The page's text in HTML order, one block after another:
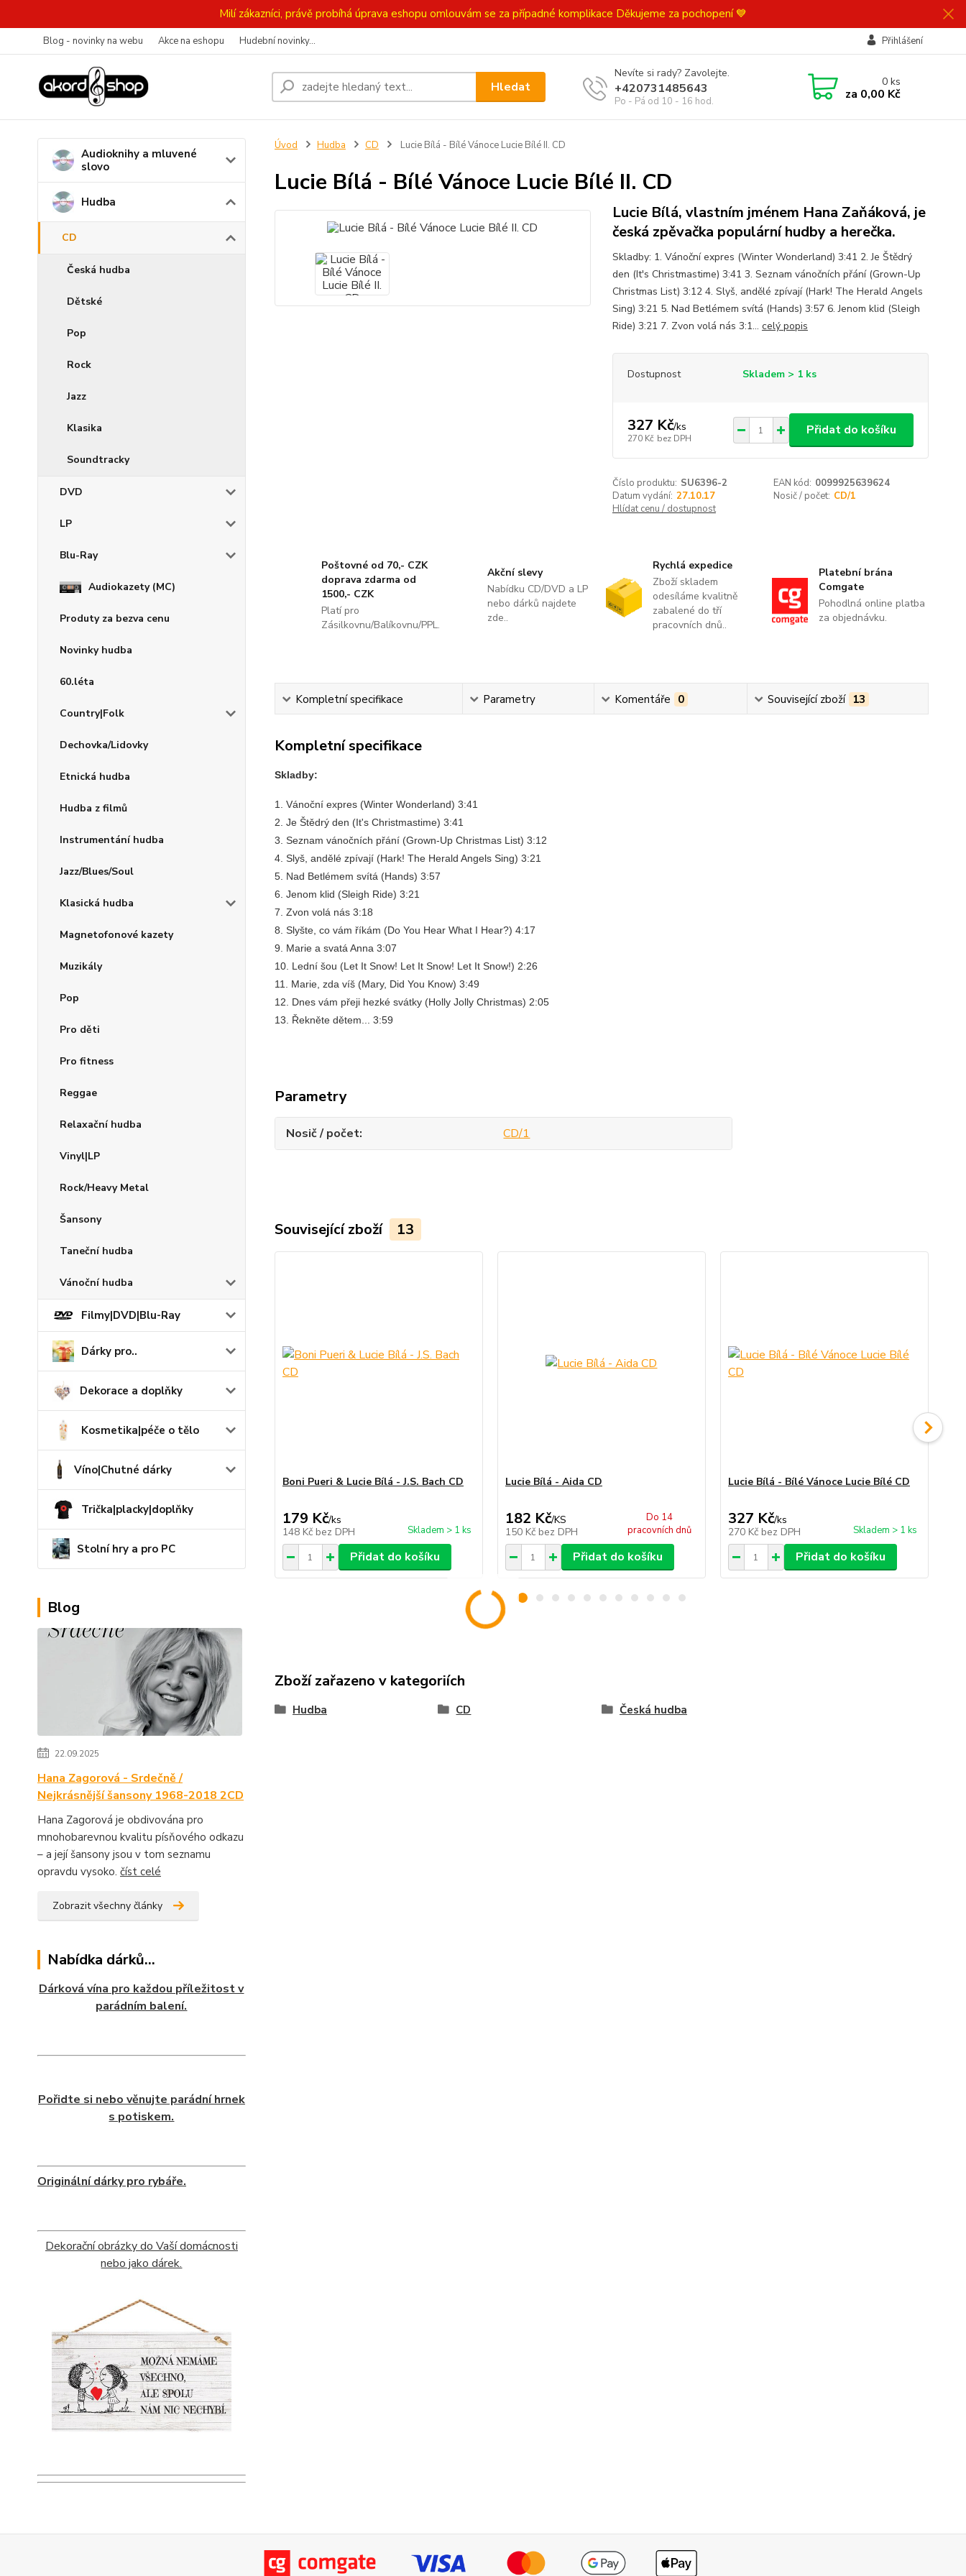
Milí zákazníci, právě probíhá úprava eshopu omlouvám se za případné komplikace Děkujeme za pochopení 💙
Blog - novinky na webu Akce na eshopu Hudební novinky... Přihlášení
Hledat
Nevíte si rady? Zavolejte.
+420731485643
Po - Pá od 10 - 16 hod.
0ks
za 0,00 Kč
Audioknihy a mluvené
slovo
Hudba
CD
Česká hudba
Dětské
Pop
Rock
Jazz
Klasika
Soundtracky
DVD
LP
Blu-Ray
Audiokazety (MC)
Produty za bezva cenu
Novinky hudba
60.léta
Country|Folk
Dechovka/Lidovky
Etnická hudba
Hudba z filmů
Instrumentání hudba
Jazz/Blues/Soul
Klasická hudba
Magnetofonové kazety
Muzikály
Pop
Pro děti
Pro fitness
Reggae
Relaxační hudba
Vinyl|LP
Rock/Heavy Metal
Šansony
Taneční hudba
Vánoční hudba
Filmy|DVD|Blu-Ray
Dárky pro..
Dekorace a doplňky
Kosmetika|péče o tělo
Víno|Chutné dárky
Trička|placky|doplňky
Stolní hry a pro PC
Blog
22.09.2025
Hana Zagorová - Srdečně /
Nejkrásnější šansony 1968-2018 2CD
Hana Zagorová je obdivována pro
mnohobarevnou kvalitu písňového odkazu
– a její šansony jsou v tom seznamu
opravdu vysoko. číst celé
Zobrazit všechny články
Nabídka dárků...
Dárková vína pro každou příležitost v
parádním balení.
Pořidte si nebo věnujte parádní hrnek
s potiskem.
Originální dárky pro rybáře.
Dekorační obrázky do Vaší domácnosti
nebo jako dárek.
Úvod Hudba CD Lucie Bílá - Bílé Vánoce Lucie Bílé II. CD
Lucie Bílá - Bílé Vánoce Lucie Bílé II. CD
Lucie Bílá, vlastním jménem Hana Zaňáková, je
česká zpěvačka populární hudby a herečka.
Skladby: 1. Vánoční expres (Winter Wonderland) 3:41 2. Je Štědrý
den (It's Christmastime) 3:41 3. Seznam vánočních přání (Grown-Up
Christmas List) 3:12 4. Slyš, andělé zpívají (Hark! The Herald Angels
Sing) 3:21 5. Nad Betlémem svítá (Hands) 3:57 6. Jenom klid (Sleigh
Ride) 3:21 7. Zvon volá nás 3:1... celý popis
Dostupnost Skladem > 1 ks
327 Kč/ks
270 Kč bez DPH
Přidat do košíku
Číslo produktu: SU6396-2 EAN kód: 0099925639624
Datum vydání: 27.10.17 Nosič / počet: CD/1
Hlídat cenu / dostupnost
Poštovné od 70,- CZK
doprava zdarma od
1500,- CZK
Platí pro
Zásilkovnu/Balíkovnu/PPL.
Akční slevy
Nabídku CD/DVD a LP
nebo dárků najdete
zde..
Rychlá expedice
Zboží skladem
odesíláme kvalitně
zabalené do tří
pracovních dnů..
Platební brána
Comgate
Pohodlná online platba
za objednávku.
Kompletní specifikace Parametry Komentáře 0 Související zboží 13
Kompletní specifikace
Skladby:
1. Vánoční expres (Winter Wonderland) 3:41
2. Je Štědrý den (It's Christmastime) 3:41
3. Seznam vánočních přání (Grown-Up Christmas List) 3:12
4. Slyš, andělé zpívají (Hark! The Herald Angels Sing) 3:21
5. Nad Betlémem svítá (Hands) 3:57
6. Jenom klid (Sleigh Ride) 3:21
7. Zvon volá nás 3:18
8. Slyšte, co vám říkám (Do You Hear What I Hear?) 4:17
9. Marie a svatá Anna 3:07
10. Lední šou (Let It Snow! Let It Snow! Let It Snow!) 2:26
11. Marie, zda víš (Mary, Did You Know) 3:49
12. Dnes vám přeji hezké svátky (Holly Jolly Christmas) 2:05
13. Řekněte dětem... 3:59
Parametry
Nosič / počet CD/1
Související zboží 13
Boni Pueri & Lucie Bílá - J.S. Bach CD
179 Kč/ks
148 Kč bez DPH Skladem > 1 ks
Přidat do košíku
Lucie Bílá - Aida CD
182 Kč/KS
150 Kč bez DPH
Do 14
pracovních dnů
Přidat do košíku
Lucie Bílá - Bílé Vánoce Lucie Bílé CD
327 Kč/ks
270 Kč bez DPH Skladem > 1 ks
Přidat do košíku
Zboží zařazeno v kategoriích
Hudba CD Česká hudba